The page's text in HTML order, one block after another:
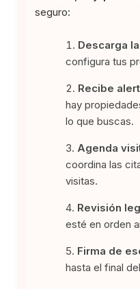
seguro:
Descarga
configura tus
Recibe
hay
lo que buscas.
Agenda
coordina las
visitas.
Revisión
esté en orden
Firma de
hasta el final